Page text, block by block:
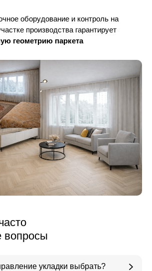
оборудование и контроль на
производства гарантирует
геометрию паркета
вопросы
укладки выбрать?